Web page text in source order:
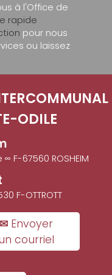
à l'Office de
rapide
pour nous
ou laissez
ODILE
F-67560 ROSHEIM
F-OTTROTT
✉ Envoyer
courriel